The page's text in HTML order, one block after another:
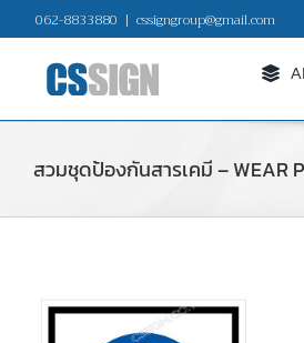
to
content
062-8833880 | cssigngroup@gmail.com
สวมชุดป้องกันสารเคมี – WEAR